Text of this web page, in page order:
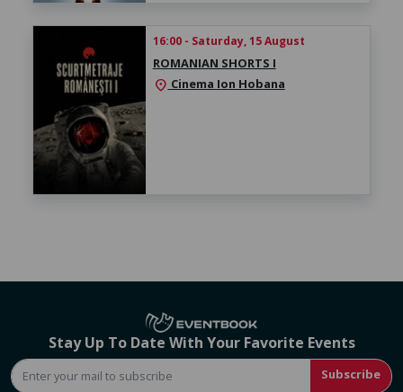
16:00 - Saturday, 15 August
ROMANIAN SHORTS I
location_on Cinema Ion Hobana
Stay Up To Date With Your Favorite Events
Subscribe